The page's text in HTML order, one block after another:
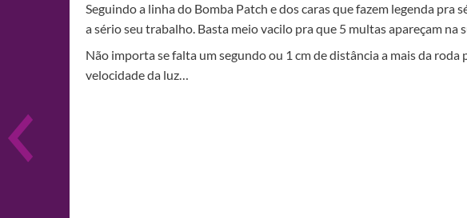
Seguindo a linha do Bomba Patch e dos caras que fazem legenda pra
a sério seu trabalho. Basta meio vacilo pra que 5 multas apareçam na
Não importa se falta um segundo ou 1 cm de distância a mais da roda
velocidade da luz…